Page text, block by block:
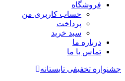
فروشگاه
حساب کاربری من
پرداخت
سبد خرید
درباره ما
تماس با ما
جشنواره تخفیفی تابستانه